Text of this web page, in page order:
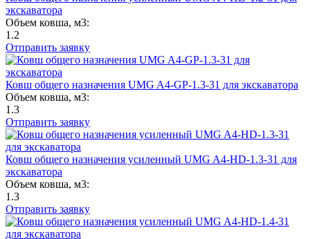
экскаватора
Объем ковша, м3:
1.2
Отправить заявку
Ковш общего назначения UMG A4-GP-1.3-31 для экскаватора
Объем ковша, м3:
1.3
Отправить заявку
Ковш общего назначения усиленный UMG A4-HD-1.3-31 для
экскаватора
Объем ковша, м3:
1.3
Отправить заявку